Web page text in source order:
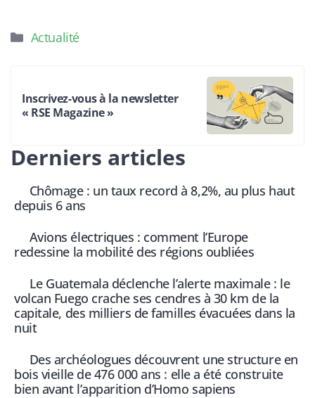
Catégories
Actualité
Inscrivez-vous à la newsletter
« RSE Magazine »
Derniers articles
Chômage : un taux record à 8,2%, au plus haut
depuis 6 ans
Avions électriques : comment l’Europe
redessine la mobilité des régions oubliées
Le Guatemala déclenche l’alerte maximale : le
volcan Fuego crache ses cendres à 30 km de la
capitale, des milliers de familles évacuées dans la
nuit
Des archéologues découvrent une structure en
bois vieille de 476 000 ans : elle a été construite
bien avant l’apparition d’Homo sapiens